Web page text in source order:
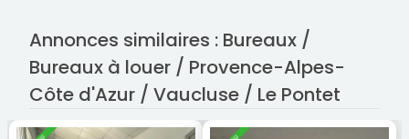
Annonces similaires : Bureaux /
Bureaux à louer / Provence-Alpes-
Côte d'Azur / Vaucluse / Le Pontet